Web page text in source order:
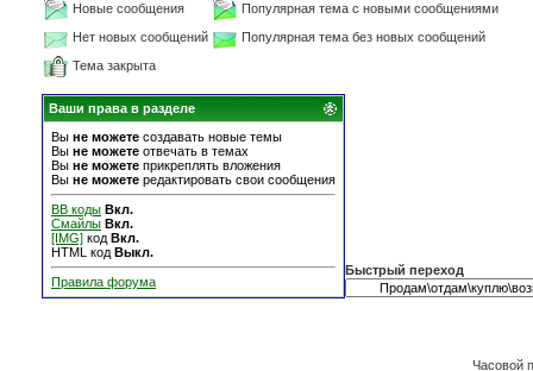
Новые сообщения
Популярная тема с новыми сообщениями
Нет новых сообщений
Популярная тема без новых сообщений
Тема закрыта
Ваши права в разделе
Вы не можете создавать новые темы
Вы не можете отвечать в темах
Вы не можете прикреплять вложения
Вы не можете редактировать свои сообщения
BB коды Вкл.
Смайлы Вкл.
[IMG] код Вкл.
HTML код Выкл.
Правила форума
Быстрый переход
Часовой